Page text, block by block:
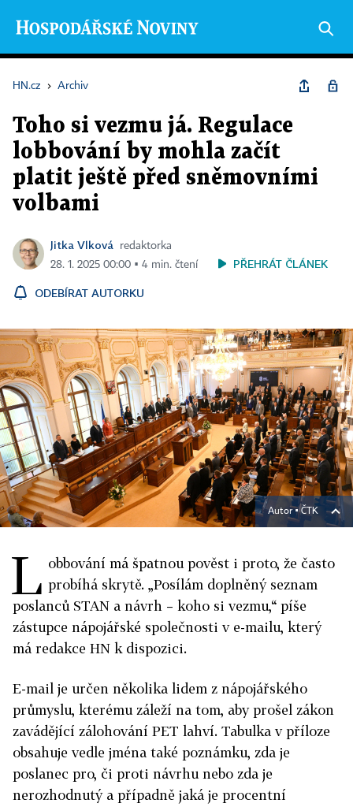
HN.cz › Archiv
Toho si vezmu já. Regulace
lobbování by mohla začít
platit ještě před sněmovními
volbami
Jitka Vlková
redaktorka
28. 1. 2025 00:00 ▪ 4 min. čtení
PŘEHRÁT ČLÁNEK
ODEBÍRAT AUTORKU
Autor ▪ČTK
L obbování má špatnou pověst i proto, že často
probíhá skrytě. „Posílám doplněný seznam
poslanců STAN a návrh – koho si vezmu,“ píše
zástupce nápojářské společnosti v e-mailu, který
má redakce HN k dispozici.
E-mail je určen několika lidem z nápojářského
průmyslu, kterému záleží na tom, aby prošel zákon
zavádějící zálohování PET lahví. Tabulka v příloze
obsahuje vedle jména také poznámku, zda je
poslanec pro, či proti návrhu nebo zda je
nerozhodnutý a případně jaká je procentní